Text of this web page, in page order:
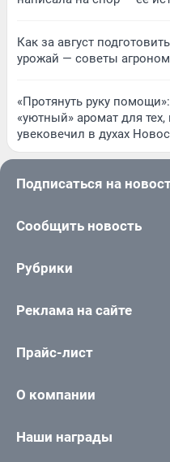
Как за август
урожай — советы
«Протянуть руку
«уютный» аромат для
увековечил в духах
Подписаться на
Сообщить новость
Рубрики
Реклама на сайте
Прайс-лист
О компании
Наши награды